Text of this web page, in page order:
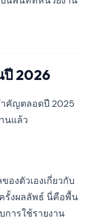
ปี 2026
คัญตลอดปี 2025
นแล้ว
งตัวเองเกี่ยวกับ
รั้งผลลัพธ์ นี่คือพื้น
ารใช้รายงาน